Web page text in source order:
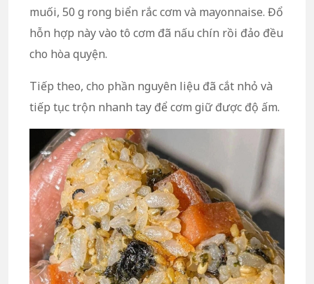
muối, 50 g rong biển rắc cơm và mayonnaise. Đổ
hỗn hợp này vào tô cơm đã nấu chín rồi đảo đều
cho hòa quyện.
Tiếp theo, cho phần nguyên liệu đã cắt nhỏ và
tiếp tục trộn nhanh tay để cơm giữ được độ ấm.